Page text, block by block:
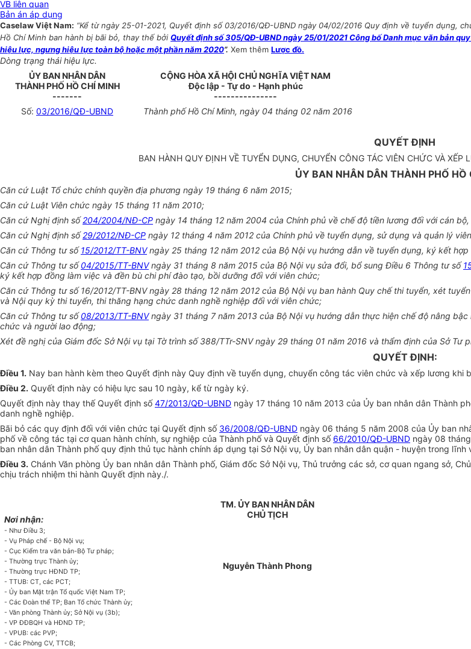
VB liên quan
Bản án áp dụng
Caselaw Việt Nam: “Kể từ ngày 25-01-2021, Quyết định số 03/2016/QĐ-UBND ngày 04/02/2016 Quy định về tuyển dụng,
Hồ Chí Minh ban hành bị bãi bỏ, thay thế bởi Quyết định số 305/QĐ-UBND ngày 25/01/2021 Công bố Danh mục văn bản
hiệu lực, ngưng hiệu lực toàn bộ hoặc một phần năm 2020”. Xem thêm Lược đồ.
Dòng trạng thái hiệu lực.
ỦY BAN NHÂN DÂN
THÀNH PHỐ HỒ CHÍ MINH
-------
CỘNG HÒA XÃ HỘI CHỦ NGHĨA VIỆT NAM
Độc lập - Tự do - Hạnh phúc
---------------
Số: 03/2016/QĐ-UBND Thành phố Hồ Chí Minh, ngày 04 tháng 02năm 2016
QUYẾT ĐỊNH
BAN HÀNH QUY ĐỊNH VỀ TUYỂN DỤNG, CHUYỂN CÔNG TÁC VIÊN CHỨC VÀ XẾP
ỦY BAN NHÂN DÂN THÀNH PHỐ HỒ
Căn cứ Luật Tổ chức chính quyền địa phương ngày 19 tháng 6 năm 2015;
Căn cứ Luật Viên chức ngày 15 tháng 11 năm 2010;
Căn cứ Nghị định số204/2004/NĐ-CP ngày 14 tháng 12 năm 2004 của Chính phủ về chế độ tiền lương đối với cán
Căn cứ Nghị định số29/2012/NĐ-CP ngày 12 tháng 4 năm 2012 của Chính phủ về tuyển dụng, sử dụng và quản lý
Căn cứ Thông tư số15/2012/TT-BNVngày 25 tháng 12 năm 2012 của Bộ Nội vụ hướng dẫn về tuyển dụng, ký kết
Căn cứ Thông tư số04/2015/TT-BNV ngày 31 tháng 8 năm 2015 của Bộ Nội vụ sửa đổi, bổ sung Điều 6 Thông tư số
ký kết hợp đồng làm việc và đền bù chi phí đào tạo, bồi dưỡng đối với viên chức;
Căn cứ Thông tư số 16/2012/TT-BNV ngày 28 tháng 12 năm 2012 của Bộ Nội vụ ban hành Quy chế thi tuyển, xét
và Nội quy kỳ thi tuyển, thi thăng hạng chức danh nghề nghiệp đối với viên chức;
Căn cứ Thông tư số08/2013/TT-BNVngày 31 tháng 7 năm 2013 của Bộ Nội vụ hướng dẫn thực hiện chế độ nâng
chức và người lao động;
Xét đề nghị của Giám đốc Sở Nội vụ tại Tờ trình số 388/TTr-SNV ngày 29 tháng 01 năm 2016 và thẩm định của Sở Tư
QUYẾT ĐỊNH:
Điều 1. Nay ban hành kèm theo Quyết định này Quy định về tuyển dụng, chuyển công tác viên chức và xếp lương khi
Điều 2. Quyết định này có hiệu lực sau 10 ngày, kể từ ngày ký.
Quyết định này thay thế Quyết định số47/2013/QĐ-UBND ngày 17 tháng 10 năm 2013 của Ủy ban nhân dân Thành
danh nghề nghiệp.
Bãi bỏ các quy định đối với viên chức tại Quyết định số 36/2008/QĐ-UBND ngày 06 tháng 5 năm 2008 của Ủy ban
phố về công tác tại cơ quan hành chính, sự nghiệp của Thành phố và Quyết định số 66/2010/QĐ-UBND ngày 08
ban nhân dân Thành phố quy định thủ tục hành chính áp dụng tại Sở Nội vụ, Ủy ban nhân dân quận - huyện trong
Điều 3. Chánh Văn phòng Ủy ban nhân dân Thành phố, Giám đốc Sở Nội vụ, Thủ trưởng các sở, cơ quan ngang sở,
chịu trách nhiệm thi hành Quyết định này./.
Nơi nhận:
- Như Điều 3;
- Vụ Pháp chế - Bộ Nội vụ;
- Cục Kiểm tra văn bản-Bộ Tư pháp;
- Thường trực Thành ủy;
- Thường trực HĐND TP;
- TTUB: CT, các PCT;
- Ủy ban Mặt trận Tổ quốc Việt Nam TP;
- Các Đoàn thể TP; Ban Tổ chức Thành ủy;
- Văn phòng Thành ủy; Sở Nội vụ (3b);
- VP ĐĐBQH và HĐND TP;
- VPUB: các PVP;
- Các Phòng CV, TTCB;
TM. ỦY BAN NHÂN DÂN
CHỦ TỊCH
Nguyễn Thành Phong